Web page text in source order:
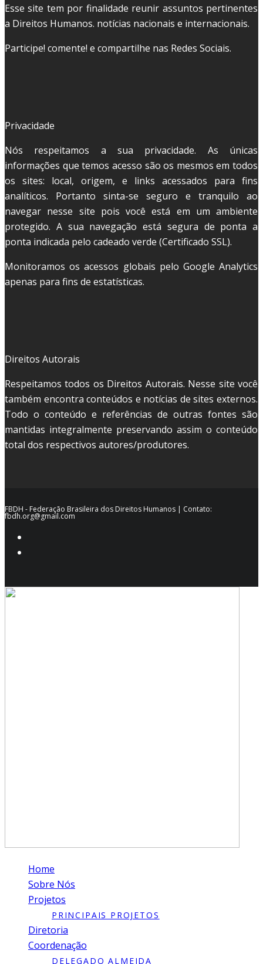
Esse site tem por finalidade reunir assuntos pertinentes
a Direitos Humanos. notícias nacionais e internacionais.
Participe! comente! e compartilhe nas Redes Sociais.
Privacidade
Nós respeitamos a sua privacidade. As únicas
informações que temos acesso são os mesmos em todos
os sites: local, origem, e links acessados para fins
analíticos. Portanto sinta-se seguro e tranquilo ao
navegar nesse site pois você está em um ambiente
protegido. A sua navegação está segura de ponta a
ponta indicada pelo cadeado verde (Certificado SSL).
Monitoramos os acessos globais pelo Google Analytics
apenas para fins de estatísticas.
Direitos Autorais
Respeitamos todos os Direitos Autorais. Nesse site você
também encontra conteúdos e notícias de sites externos.
Todo o conteúdo e referências de outras fontes são
mantidas integralmente preservando assim o conteúdo
total dos respectivos autores/produtores.
FBDH - Federação Brasileira dos Direitos Humanos | Contato:
fbdh.org@gmail.com
Home
Sobre Nós
Projetos
PRINCIPAIS PROJETOS
Diretoria
Coordenação
DELEGADO ALMEIDA